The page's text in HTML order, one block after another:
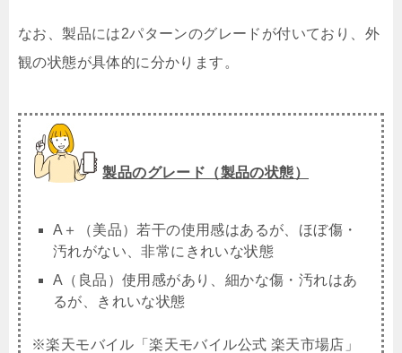
なお、製品には2パターンのグレードが付いており、外
観の状態が具体的に分かります。
製品のグレード（製品の状態）
A＋（美品）若干の使用感はあるが、ほぼ傷・
汚れがない、非常にきれいな状態
A（良品）使用感があり、細かな傷・汚れはあ
るが、きれいな状態
※楽天モバイル「楽天モバイル公式 楽天市場店」